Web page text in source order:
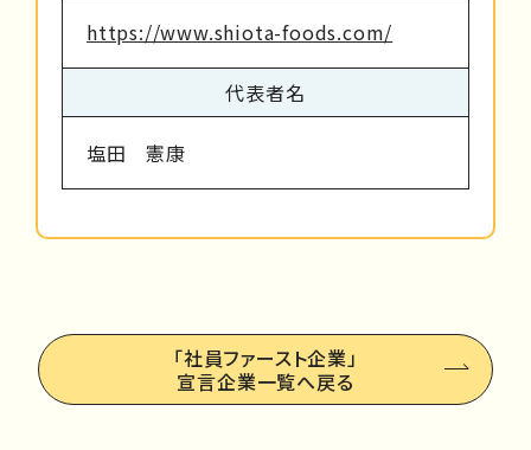
https://www.shiota-foods.com/
代表者名
塩田 憲康
「社員ファースト企業」
宣言企業一覧へ戻る